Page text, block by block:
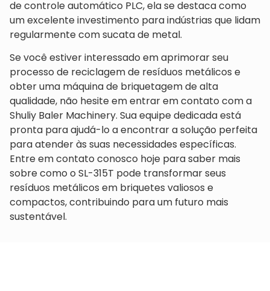
de controle automático PLC, ela se destaca como
um excelente investimento para indústrias que lidam
regularmente com sucata de metal.
Se você estiver interessado em aprimorar seu
processo de reciclagem de resíduos metálicos e
obter uma máquina de briquetagem de alta
qualidade, não hesite em entrar em contato com a
Shuliy Baler Machinery. Sua equipe dedicada está
pronta para ajudá-lo a encontrar a solução perfeita
para atender às suas necessidades específicas.
Entre em contato conosco hoje para saber mais
sobre como o SL-315T pode transformar seus
resíduos metálicos em briquetes valiosos e
compactos, contribuindo para um futuro mais
sustentável.